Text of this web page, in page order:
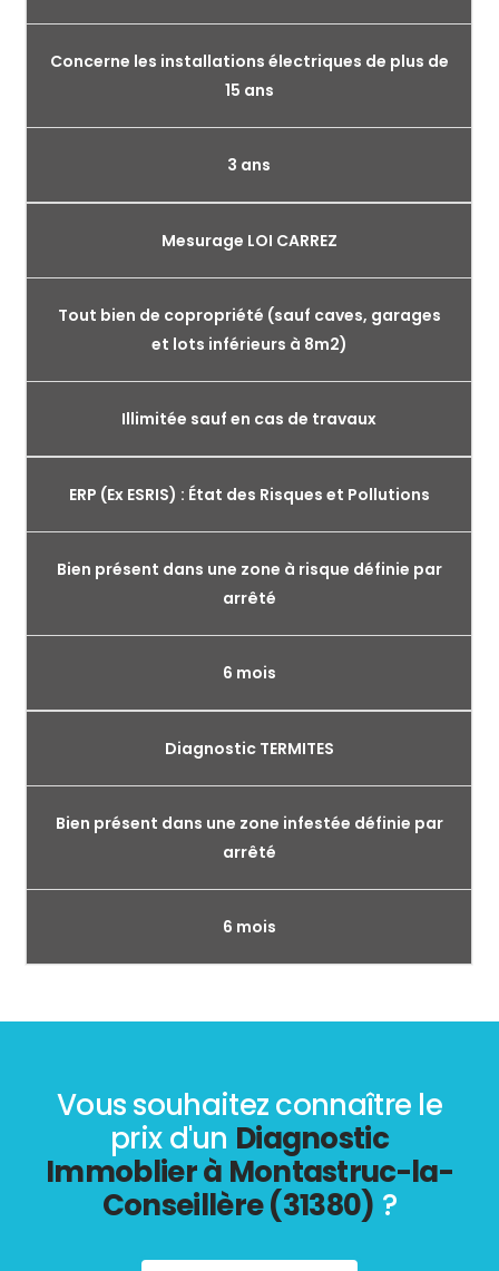
Concerne les installations électriques de plus de
15 ans
3 ans
Mesurage LOI CARREZ
Tout bien de copropriété (sauf caves, garages
et lots inférieurs à 8m2)
Illimitée sauf en cas de travaux
ERP (Ex ESRIS) : État des Risques et Pollutions
Bien présent dans une zone à risque définie par
arrêté
6 mois
Diagnostic TERMITES
Bien présent dans une zone infestée définie par
arrêté
6 mois
Vous souhaitez connaître le
prix d'un Diagnostic
Immoblier à Montastruc-la-
Conseillère (31380) ?